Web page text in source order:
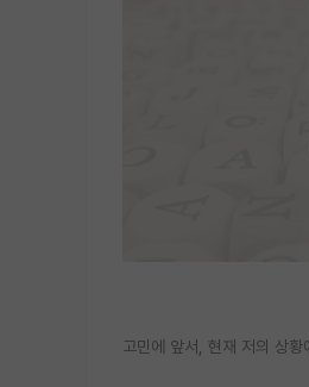
고민에 앞서, 현재 저의 상